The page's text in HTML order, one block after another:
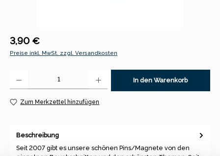
Regulärer Preis:
3,90 €
Preise inkl. MwSt. zzgl. Versandkosten
In den Warenkorb
Zum Merkzettel hinzufügen
Beschreibung
Seit 2007 gibt es unsere schönen Pins/Magnete von den